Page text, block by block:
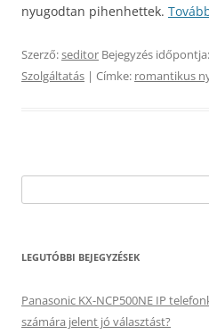
nyugodtan pihenhettek.
Szerző:seditor Bejegyzés időpontja:
Szolgáltatás | Címke: romantikus
LEGUTÓBBI BEJEGYZÉSEK
Panasonic KX-NCP500NE IP
számára jelent jó választást?